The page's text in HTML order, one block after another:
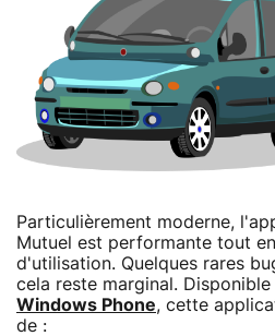
Particulièrement moderne,
Mutuel est performante tout
d'utilisation. Quelques rares
cela reste marginal. Disponible
Windows Phone, cette
de :